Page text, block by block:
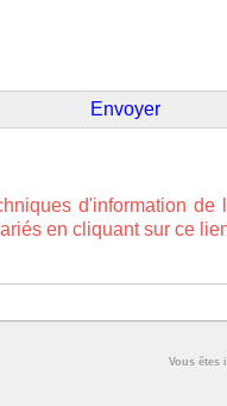
d'information
en cliquant sur ce
Vous êtes